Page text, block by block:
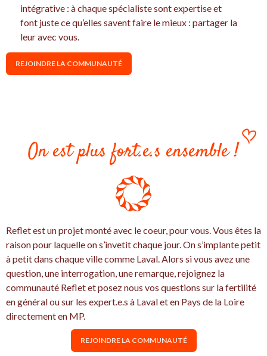
intégrative : à chaque spécialiste sont expertise et
font juste ce qu’elles savent faire le mieux : partager la
leur avec vous.
REJOINDRE LA COMMUNAUTÉ
On est plus fort.e.s ensemble !
Reflet est un projet monté avec le coeur, pour vous. Vous êtes la
raison pour laquelle on s’invetit chaque jour. On s’implante petit
à petit dans chaque ville comme Laval. Alors si vous avez une
question, une interrogation, une remarque, rejoignez la
communauté Reflet et posez nous vos questions sur la fertilité
en général ou sur les expert.e.s à Laval et en Pays de la Loire
directement en MP.
REJOINDRE LA COMMUNAUTÉ